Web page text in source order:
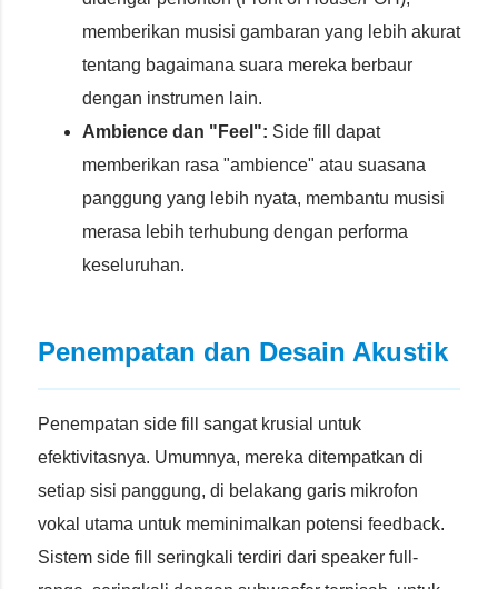
memberikan musisi gambaran yang lebih akurat
tentang bagaimana suara mereka berbaur
dengan instrumen lain.
Ambience dan "Feel": Side fill dapat
memberikan rasa "ambience" atau suasana
panggung yang lebih nyata, membantu musisi
merasa lebih terhubung dengan performa
keseluruhan.
Penempatan dan Desain Akustik
Penempatan side fill sangat krusial untuk
efektivitasnya. Umumnya, mereka ditempatkan di
setiap sisi panggung, di belakang garis mikrofon
vokal utama untuk meminimalkan potensi feedback.
Sistem side fill seringkali terdiri dari speaker full-